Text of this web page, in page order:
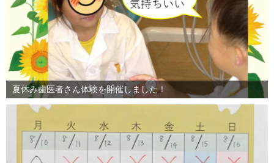
夏休み歯医者さん体験を開催しました！